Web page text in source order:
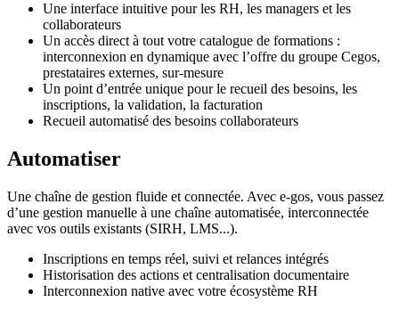
Une interface intuitive pour les RH, les managers et les
collaborateurs
Un accès direct à tout votre catalogue de formations :
interconnexion en dynamique avec l’offre du groupe Cegos,
prestataires externes, sur-mesure
Un point d’entrée unique pour le recueil des besoins, les
inscriptions, la validation, la facturation
Recueil automatisé des besoins collaborateurs
Automatiser
Une chaîne de gestion fluide et connectée. Avec e-gos, vous passez
d’une gestion manuelle à une chaîne automatisée, interconnectée
avec vos outils existants (SIRH, LMS...).
Inscriptions en temps réel, suivi et relances intégrés
Historisation des actions et centralisation documentaire
Interconnexion native avec votre écosystème RH